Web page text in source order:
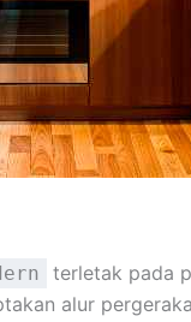
terletak pada
alur